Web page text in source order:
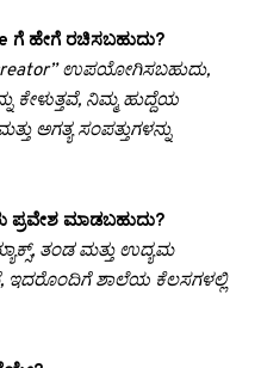
ಗೆ ಹೇಗೆ ರಚಿಸಬಹುದು?
creator” ಉಪಯೋಗಿಸಬಹುದು,
ಕೇಳುತ್ತವೆ, ನಿಮ್ಮ ಹುದ್ದೆಯ
ಅಗತ್ಯ ಸಂಪತ್ತುಗಳನ್ನು
ಪ್ರವೇಶ ಮಾಡಬಹುದು?
ತಂಡ ಮತ್ತು ಉದ್ಯಮ
ಇದರೊಂದಿಗೆ ಶಾಲೆಯ ಕೆಲಸಗಳಲ್ಲಿ